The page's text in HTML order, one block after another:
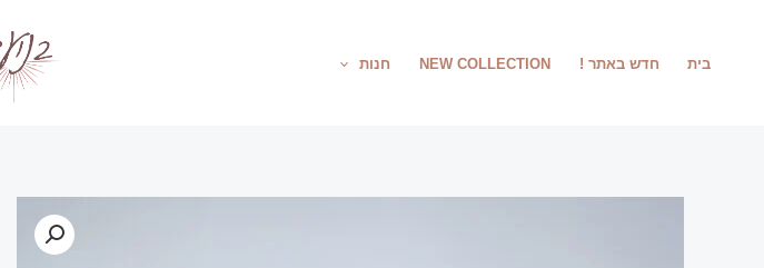
בית חדש באתר ! NEW COLLECTION חנות